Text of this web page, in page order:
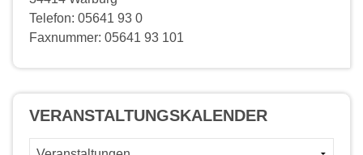
Telefon: 05641 93 0
Faxnummer: 05641 93 101
VERANSTALTUNGS­KALENDER